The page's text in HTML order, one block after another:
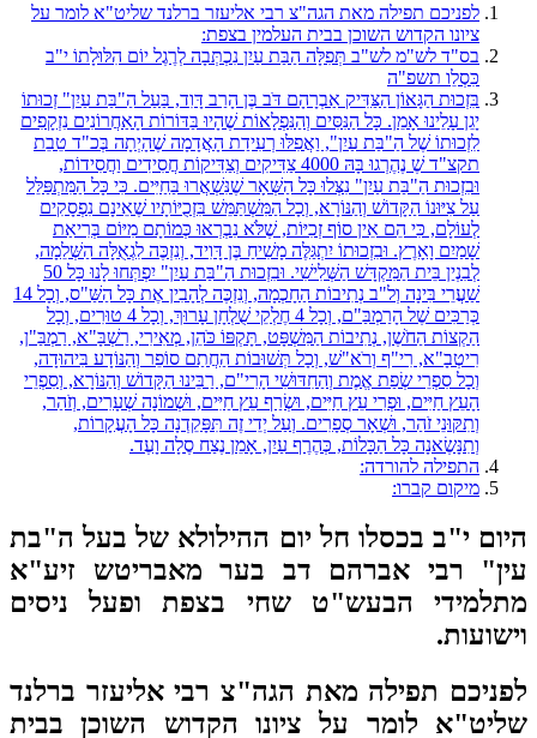
לפניכם תפילה מאת הגה"צ רבי אליעזר ברלנד שליט"א לומר על
ציונו הקדוש השוכן בבית העלמין בצפת:
בס"ד לש"מ לש"ב תְּפִלָּה הַבַּת עַיִן נִכְתְּבָה לְרֶגֶל יוֹם הִלּוּלָתוֹ י"ב
כִּסְלֵו תשפ"ה
בִּזְכוּת הַגָּאוֹן הַצַּדִּיק אַבְרָהָם דֹּב בֶּן הָרַב דָּוִד, בַּעַל הַ"בַּת עַיִן" זְכוּתוֹ
יָגֵן עָלֵינוּ אָמֵן. כָּל הַנִּסִּים וְהַנִּפְלָאוֹת שֶׁהָיוּ בַּדּוֹרוֹת הָאַחֲרוֹנִים נִזְקָפִים
לִזְכוּתוֹ שֶׁל הַ"בַּת עַיִן", וַאֲפִלּוּ רְעִידַת הָאֲדָמָה שֶׁהָיְתָה בְּכ"ד טֵבֵת
תקצ"ד שֶׁ נֶהֶרְגוּ בָּהּ 4000 צַדִּיקִים וְצַדִּיקוֹת חֲסִידִים וַחֲסִידוֹת,
וּבִזְכוּת הַ"בַּת עַיִן" נִצְּלוּ כָּל הַשְּׁאָר שֶׁנִּשְׁאֲרוּ בַּחַיִּים. כִּי כָּל הַמִּתְפַּלֵּל
עַל צִיּוּנוֹ הַקָּדוֹשׁ וְהַנּוֹרָא, וְכָל הַמִּשְׁתַּמֵּשׁ בִּזְכֻיּוֹתָיו שֶׁאֵינָם נִפְסָקִים
לְעוֹלָם, כִּי הֵם אֵין סוֹף זְכִיּוֹת, שֶׁלֹּא נִבְרְאוּ כְּמוֹתָם מִיּוֹם בְּרִיאַת
שָׁמַיִם וָאָרֶץ. וּבִזְכוּתוֹ יִתְגַּלֶּה מָשִׁיחַ בֶּן דָּוִיד, וְנִזְכֶּה לִגְאֻלָּה הַשְּׁלֵמָה,
לְבִנְיַן בֵּית הַמִּקְדָּשׁ הַשְּׁלִישִׁי. וּבִזְכוּת הַ"בַּת עַיִן" יִפְתְּחוּ לָנוּ כָּל 50
שַׁעֲרֵי בִּינָה וְל"ב נְתִיבוֹת הַחָכְמָה, וְנִזְכֶּה לְהָבִין אֶת כָּל הַשַּׁ"ס, וְכָל 14
כְּרַכִּים שֶׁל הָרַמְבַּ"ם, וְכָל 4 חֶלְקֵי שֻׁלְחָן עָרוּךְ, וְכָל 4 טוּרִים, וְכָל
הַקְצוֹת הַחֹשֶׁן, נְתִיבוֹת הַמִּשְׁפָּט, תָּקְפּוֹ כֹּהֵן, מְאִירִי, רַשְׁבָּ"א, רַמְבַּ"ן,
רִיטְבָ"א, רִי"ף וְרֹא"שׁ, וְכָל תְּשׁוּבוֹת הַחֲתַם סוֹפֵר וְהַנּוֹדָע בִּיהוּדָה,
וְכָל סִפְרֵי שְׂפַת אֱמֶת וְהַחִדּוּשִׁי הָרִי"ם, רַבֵּינוּ הַקָּדוֹשׁ וְהַנּוֹרָא, וְסִפְרֵי
הָעֵץ חַיִּים, וּפְרִי עֵץ חַיִּים, וּשְׂרַף עֵץ חַיִּים, וּשְׁמוֹנָה שְׁעָרִים, וְזֹהַר,
וְתִקּוּנֵי זֹהַר, וּשְׁאָר סְפָרִים. וְעַל יְדֵי זֶה תִּפָּקֵדְנָה כָּל הָעֲקָרוֹת,
וְתִנָּשֶׂאנָה כָּל הַכָּלוֹת, כְּהֶרֶף עַיִן, אָמֵן נֶצַח סֶלָה וָעֶד.
התפילה להורדה:
מיקום קברו:
י"ב בכסלו חל יום ההילולא של בעל ה"בת
רבי אברהם דב בער מאבריטש זיע"א
הבעש"ט שחי בצפת ופעל ניסים
תפילה מאת הגה"צ רבי אליעזר ברלנד
לומר על ציונו הקדוש השוכן בבית